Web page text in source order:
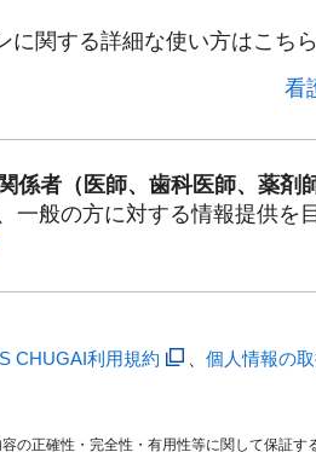
に関する詳細な使い方はこち
看
係者（医師、歯科医師、薬剤
般の方に対する情報提供を
CHUGAI利用規約 、個人情報の
正確性・完全性・有用性等に関して保証